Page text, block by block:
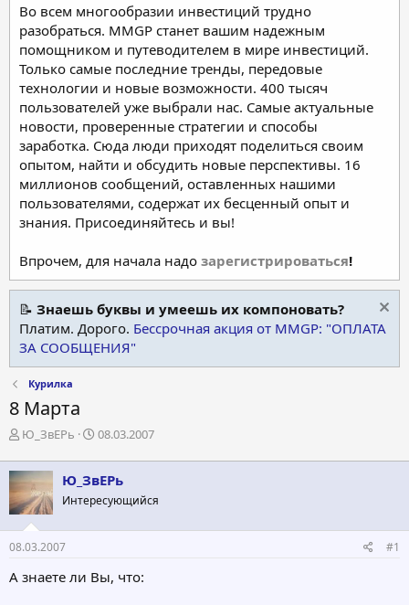
Во всем многообразии инвестиций трудно
разобраться. MMGP станет вашим надежным
помощником и путеводителем в мире инвестиций.
Только самые последние тренды, передовые
технологии и новые возможности. 400 тысяч
пользователей уже выбрали нас. Самые актуальные
новости, проверенные стратегии и способы
заработка. Сюда люди приходят поделиться своим
опытом, найти и обсудить новые перспективы. 16
миллионов сообщений, оставленных нашими
пользователями, содержат их бесценный опыт и
знания. Присоединяйтесь и вы!
Впрочем, для начала надо зарегистрироваться!
📝 Знаешь буквы и умеешь их компоновать?
Платим. Дорого. Бессрочная акция от MMGP: "ОПЛАТА
ЗА СООБЩЕНИЯ"
Курилка
8 Марта
А
т
о
р
т
е
м
Ю_ЗвЕРь
Д
т
а
н
ч
а
08.03.2007
Ю_ЗвЕРь
Интересующийся
08.03.2007 #1
А знаете ли Вы, что: